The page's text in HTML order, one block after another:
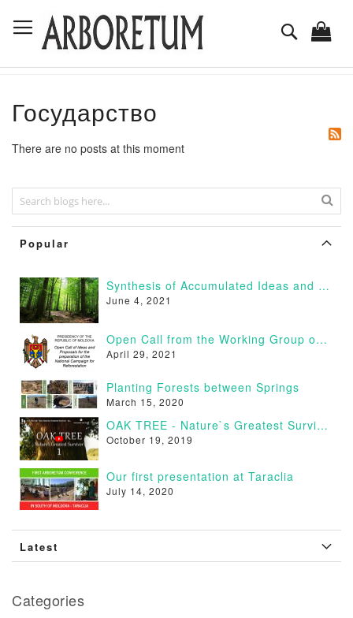
to
Content
Search
Государство
There are no posts at this moment
Popular
Synthesis of Accumulated Ideas and Proposals
June 4, 2021
Open Call from the Working Group on Afforestation of Moldova
April 29, 2021
Planting Forests between Springs
March 15, 2020
OAK TREE - Nature`s Greatest Survivor [VIDEO]
October 19, 2019
Our first presentation at Taraclia
July 14, 2020
Latest
Categories